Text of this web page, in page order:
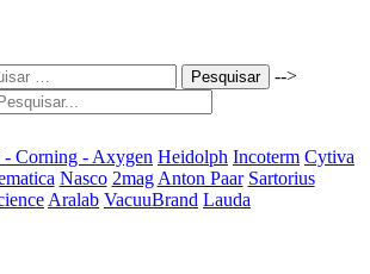
Pesquisar
-->
- Corning - Axygen Heidolph Incoterm Cytiva
Nasco 2mag Anton Paar Sartorius
Aralab VacuuBrand Lauda